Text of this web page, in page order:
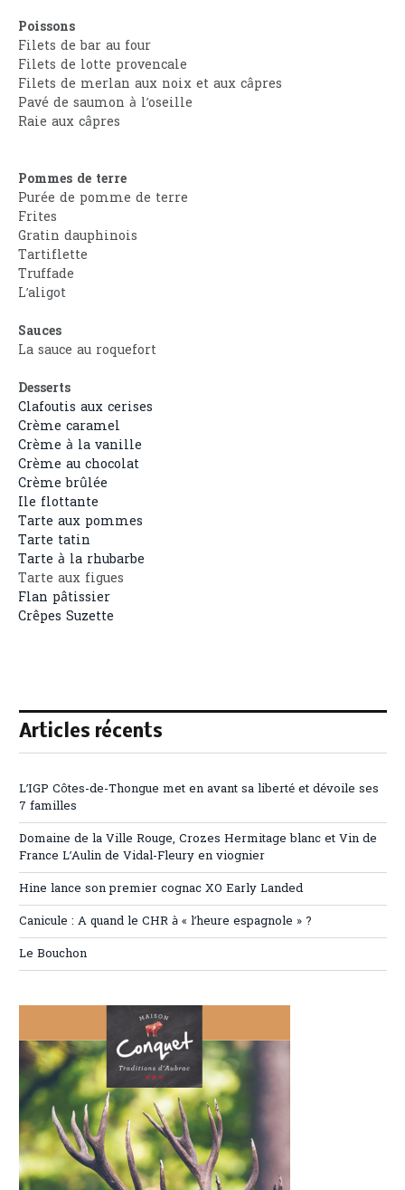
Poissons
Filets de bar au four
Filets de lotte provencale
Filets de merlan aux noix et aux câpres
Pavé de saumon à l’oseille
Raie aux câpres
Pommes de terre
Purée de pomme de terre
Frites
Gratin dauphinois
Tartiflette
Truffade
L’aligot
Sauces
La sauce au roquefort
Desserts
Clafoutis aux cerises
Crème caramel
Crème à la vanille
Crème au chocolat
Crème brûlée
Ile flottante
Tarte aux pommes
Tarte tatin
Tarte à la rhubarbe
Tarte aux figues
Flan pâtissier
Crêpes Suzette
Articles récents
L’IGP Côtes-de-Thongue met en avant sa liberté et dévoile ses
7 familles
Domaine de la Ville Rouge, Crozes Hermitage blanc et Vin de
France L’Aulin de Vidal-Fleury en viognier
Hine lance son premier cognac XO Early Landed
Canicule : A quand le CHR à « l’heure espagnole » ?
Le Bouchon